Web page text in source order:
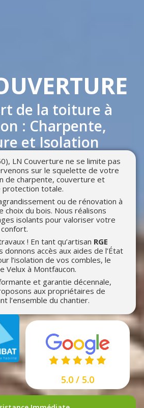
de la toiture à
: Charpente,
et Isolation
LN Couverture ne se limite pas
sur le squelette de votre
de charpente, couverture et
protection totale.
ou de rénovation à
choix du bois. Nous réalisons
isolants pour valoriser votre
! En tant qu’artisan RGE
donnons accès aux aides de l’État
l’isolation de vos combles, le
Velux à Montfaucon.
et garantie décennale,
aux propriétaires de
l’ensemble du chantier.
5.0 / 5.0